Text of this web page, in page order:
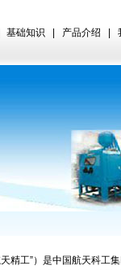
基础知识 产品介绍
工”）是中国航天科工